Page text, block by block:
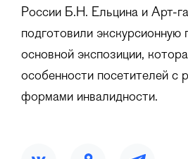
России Б.Н. Ельцина и Арт-
подготовили экскурсионную
основной экспозиции,
особенности посетителей с
формами инвалидности.